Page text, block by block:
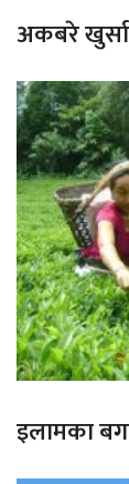
अकबरे
इलामका